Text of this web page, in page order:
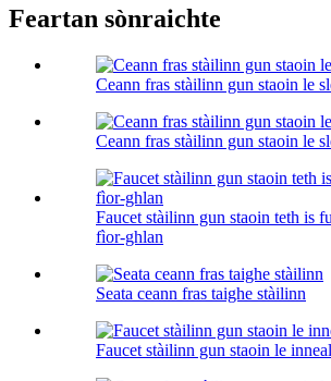
Feartan sònraichte
Ceann fras stàilinn gun staoin le
Ceann fras stàilinn gun staoin le
Faucet stàilinn gun staoin teth is
fìor-ghlan
Seata ceann fras taighe stàilinn
Faucet stàilinn gun staoin le